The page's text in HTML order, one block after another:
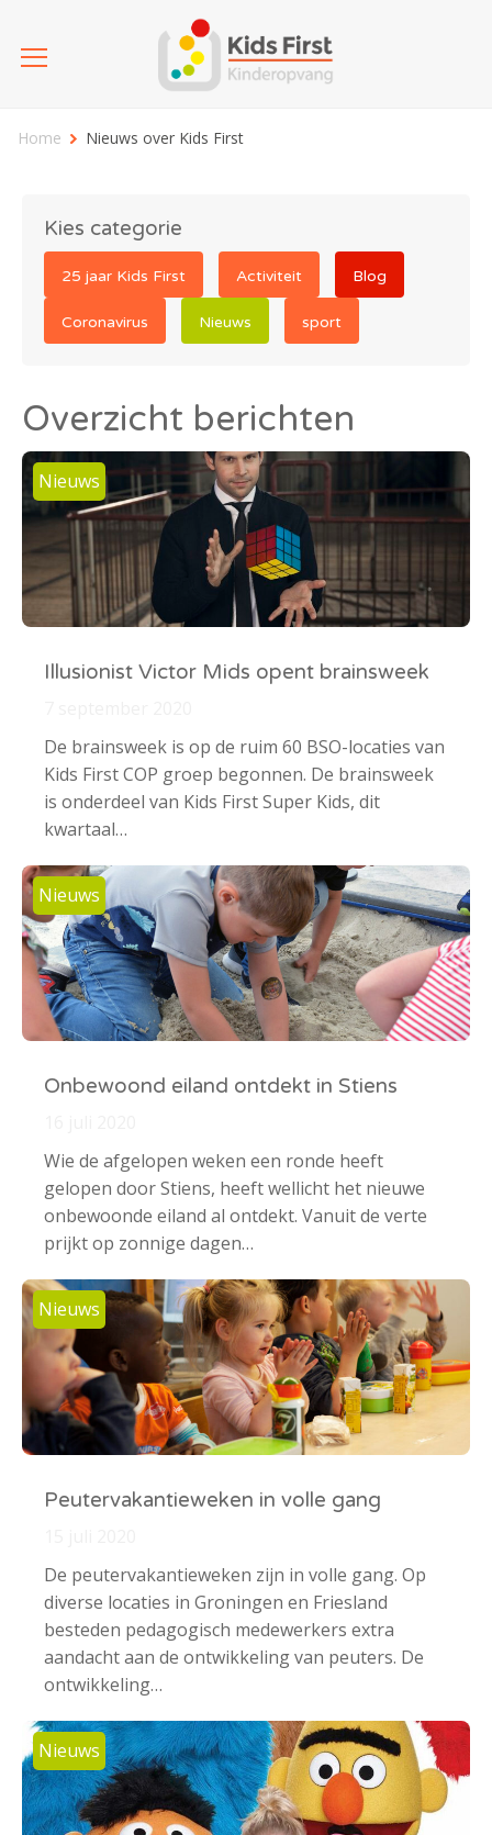
Home Nieuws over Kids First
Kies categorie
25 jaar Kids First Activiteit Blog
Coronavirus Nieuws sport
Overzicht berichten
Nieuws
Illusionist Victor Mids opent brainsweek
De brainsweek is op de ruim 60 BSO-locaties van
Kids First COP groep begonnen. De brainsweek
is onderdeel van Kids First Super Kids, dit
kwartaal…
Nieuws
Onbewoond eiland ontdekt in Stiens
Wie de afgelopen weken een ronde heeft
gelopen door Stiens, heeft wellicht het nieuwe
onbewoonde eiland al ontdekt. Vanuit de verte
prijkt op zonnige dagen…
Nieuws
Peutervakantieweken in volle gang
De peutervakantieweken zijn in volle gang. Op
diverse locaties in Groningen en Friesland
besteden pedagogisch medewerkers extra
aandacht aan de ontwikkeling van peuters. De
ontwikkeling…
Nieuws